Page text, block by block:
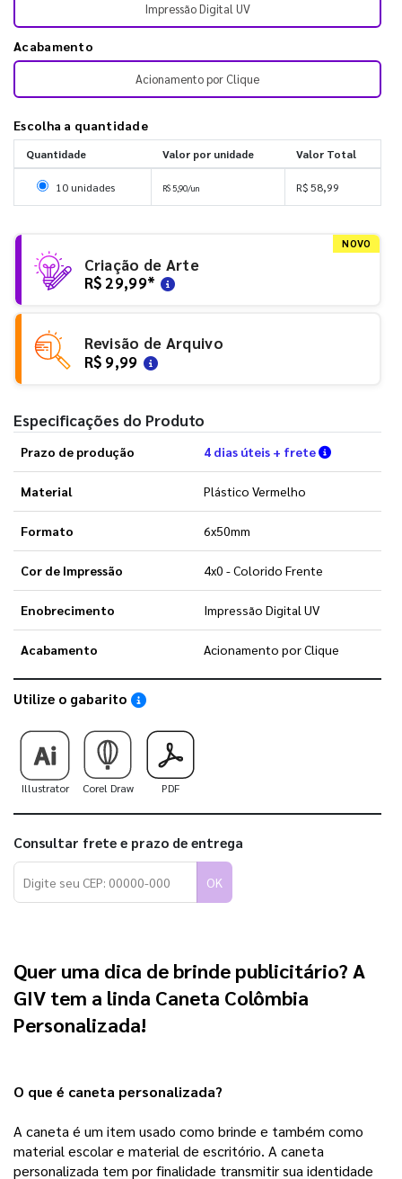
Impressão Digital UV
Acabamento
Acionamento por Clique
Escolha a quantidade
Quantidade Valor por unidade Valor Total
Selecionar 10 unidades
10 unidades R$ 5,90/un R$ 58,99
NOVO
Criação de Arte
R$ 29,99*
Revisão de Arquivo
R$ 9,99
Especificações do Produto
Prazo de produção 4 dias úteis + frete Verifique
Material Plástico Vermelho
Formato 6x50mm
Cor de Impressão 4x0 - Colorido Frente
Enobrecimento Impressão Digital UV
Acabamento Acionamento por Clique
Utilize o gabarito Saiba como utilizar os nossos gabaritos
Illustrator Corel Draw PDF
Consultar frete e prazo de entrega
OK
Quer uma dica de brinde publicitário? A
GIV tem a linda Caneta Colômbia
Personalizada!
O que é caneta personalizada?
A caneta é um item usado como brinde e também como
material escolar e material de escritório. A caneta
personalizada tem por finalidade transmitir sua identidade